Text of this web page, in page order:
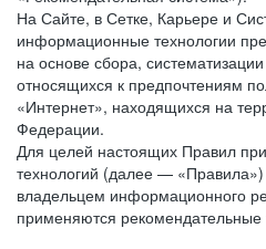
На Сайте, в Сетке, Карьере и
информационные технологии
на основе сбора,
относящихся к предпочтениям
«Интернет», находящихся на
Федерации.
Для целей настоящих Правил
технологий (далее —
владельцем информационного
применяются рекомендательные